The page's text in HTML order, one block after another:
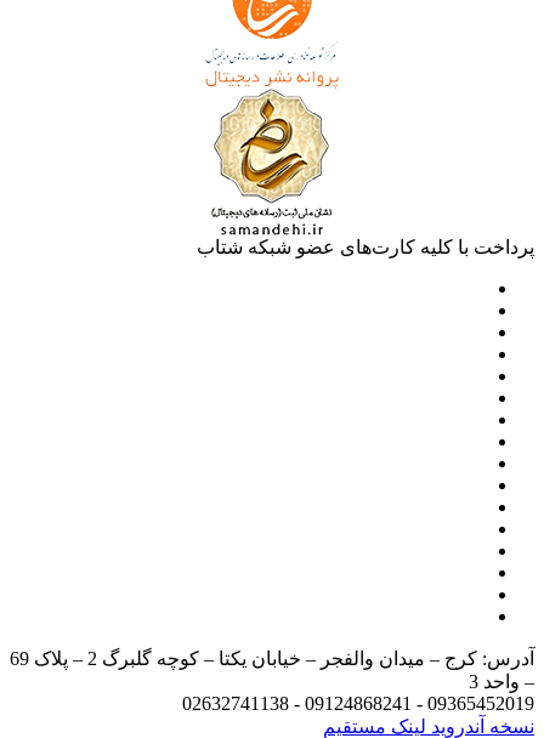
پرداخت با کلیه کارت‌های عضو شبکه شتاب
آدرس: کرج – میدان والفجر – خیابان یکتا – کوچه گلبرگ 2 – پلاک 69
– واحد 3
09365452019 - 09124868241 - 02632741138
نسخه آندروید لینک مستقیم